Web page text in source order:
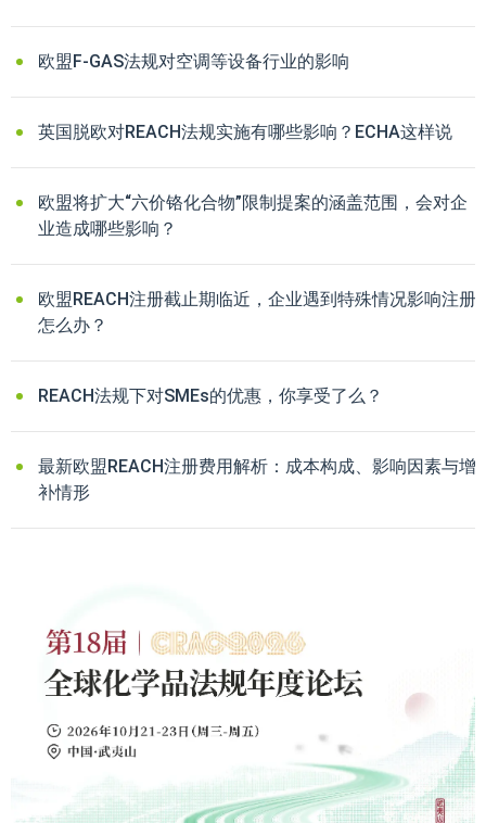
欧盟F-GAS法规对空调等设备行业的影响
英国脱欧对REACH法规实施有哪些影响？ECHA这样说
欧盟将扩大“六价铬化合物”限制提案的涵盖范围，会对企
业造成哪些影响？
欧盟REACH注册截止期临近，企业遇到特殊情况影响注册
怎么办？
REACH法规下对SMEs的优惠，你享受了么？
最新欧盟REACH注册费用解析：成本构成、影响因素与增
补情形